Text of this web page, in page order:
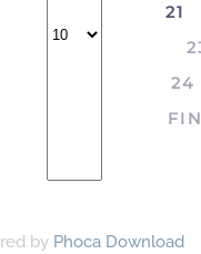
21
24
by Phoca Download